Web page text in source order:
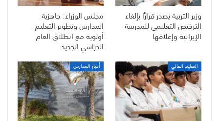
وزير التربية يصدر قرارًا بإلغاء
الترخيص التعليمي للمدرسة
الإيرانية وإغلاقها
مجلس الوزراء: جاهزية
المدارس وتطوير التعليم
أولوية مع انطلاق العام
الدراسي الجديد
التعليم العالي أخبار المدارس